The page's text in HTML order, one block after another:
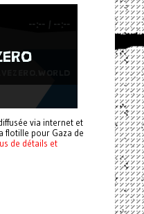
via internet et
flotille pour Gaza de
de détails et